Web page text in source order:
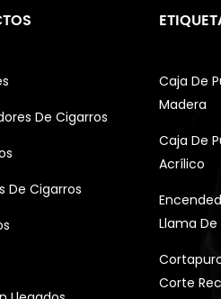
De Cigarros
De Cigarros
Caja De
Madera
Caja De
Acrílico
Llama
Corte